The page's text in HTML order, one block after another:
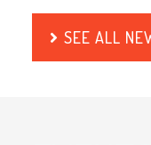
SEE ALL